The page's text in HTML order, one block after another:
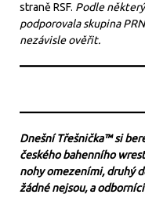
straně RSF. Podle
podporovala skupina
nezávisle ověřit.
Dnešní Třešnička™ si
českého bahenního
nohy omezeními, druhý
žádné nejsou, a